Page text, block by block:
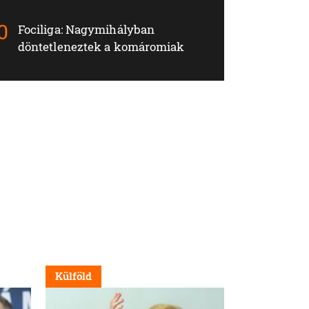
Fociliga: Nagymihályban
döntetleneztek a komáromiak
Külföld